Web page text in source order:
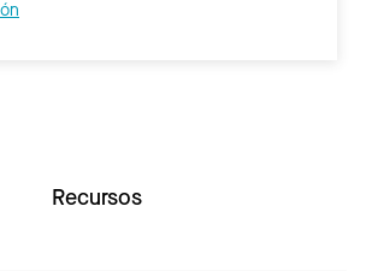
Recursos